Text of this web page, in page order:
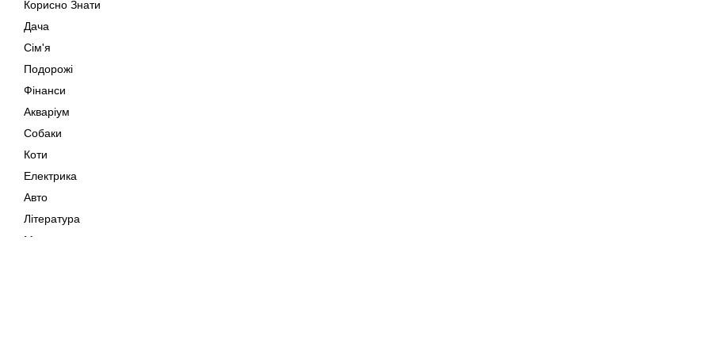
Корисно Знати
Дача
Сім'я
Подорожі
Фінанси
Акваріум
Собаки
Коти
Електрика
Авто
Література
Музика